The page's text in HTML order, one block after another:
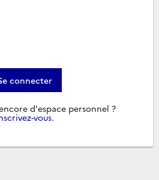
connecter
d'espace personnel ?
vous.